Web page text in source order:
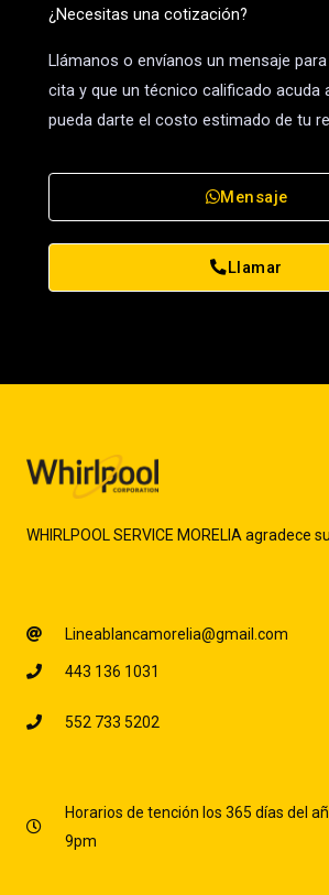
¿Necesitas una cotización?
Llámanos o envíanos un mensaje
cita y que un técnico calificado acuda
pueda darte el costo estimado de tu
Mensaje
Llamar
WHIRLPOOL SERVICE MORELIA agradece
Lineablancamorelia@gmail.com
443 136 1031
552 733 5202
Horarios de tención los 365 días del
9pm